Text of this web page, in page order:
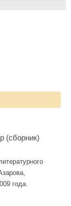
(сборник)
года.